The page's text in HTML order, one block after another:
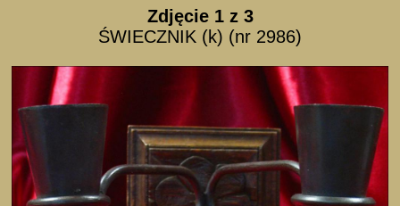
Zdjęcie 1z 3
ŚWIECZNIK (k) (nr 2986)